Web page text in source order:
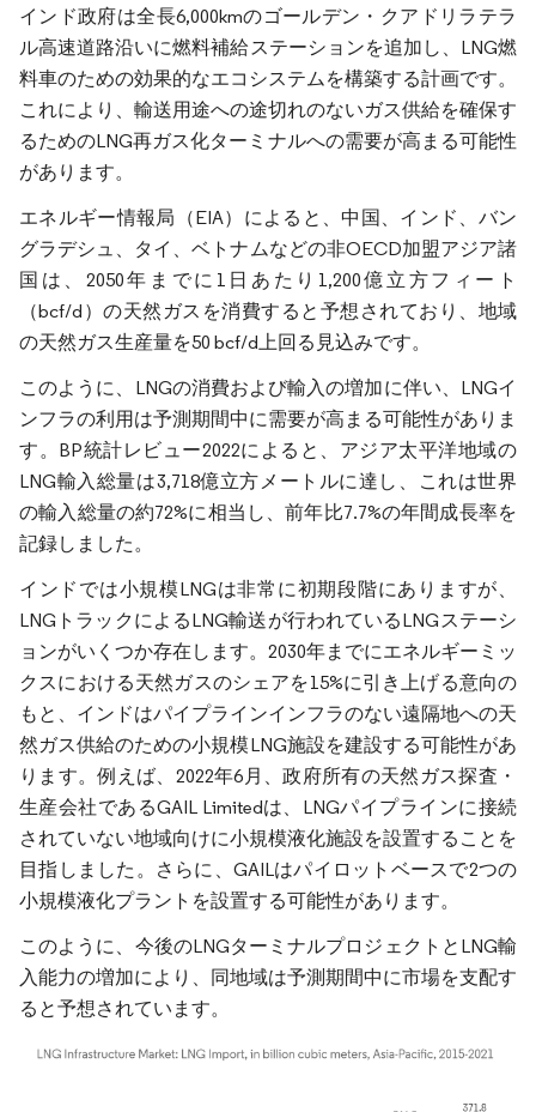
インド政府は全長6,000kmのゴールデン・クアドリラテラ
ル高速道路沿いに燃料補給ステーションを追加し、LNG燃
料車のための効果的なエコシステムを構築する計画です。
これにより、輸送用途への途切れのないガス供給を確保す
るためのLNG再ガス化ターミナルへの需要が高まる可能性
があります。
エネルギー情報局（EIA）によると、中国、インド、バン
グラデシュ、タイ、ベトナムなどの非OECD加盟アジア諸
国は、2050年までに1日あたり1,200億立方フィート
（bcf/d）の天然ガスを消費すると予想されており、地域
の天然ガス生産量を50 bcf/d上回る見込みです。
このように、LNGの消費および輸入の増加に伴い、LNGイ
ンフラの利用は予測期間中に需要が高まる可能性がありま
す。BP統計レビュー2022によると、アジア太平洋地域の
LNG輸入総量は3,718億立方メートルに達し、これは世界
の輸入総量の約72%に相当し、前年比7.7%の年間成長率を
記録しました。
インドでは小規模LNGは非常に初期段階にありますが、
LNGトラックによるLNG輸送が行われているLNGステーシ
ョンがいくつか存在します。2030年までにエネルギーミッ
クスにおける天然ガスのシェアを15%に引き上げる意向の
もと、インドはパイプラインインフラのない遠隔地への天
然ガス供給のための小規模LNG施設を建設する可能性があ
ります。例えば、2022年6月、政府所有の天然ガス探査・
生産会社であるGAIL Limitedは、LNGパイプラインに接続
されていない地域向けに小規模液化施設を設置することを
目指しました。さらに、GAILはパイロットベースで2つの
小規模液化プラントを設置する可能性があります。
このように、今後のLNGターミナルプロジェクトとLNG輸
入能力の増加により、同地域は予測期間中に市場を支配す
ると予想されています。